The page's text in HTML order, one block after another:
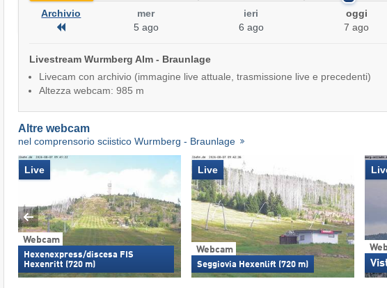
Archivio
Archivio
mer
5 ago
ieri
6 ago
oggi
7 ago
Livestream Wurmberg Alm - Braunlage
Livecam con archivio (immagine live attuale, trasmissione live e precedenti)
Altezza webcam: 985 m
Altre webcam
nel comprensorio sciistico Wurmberg - Braunlage
Webcam
Hexenexpress/discesa FIS
Hexenritt (720 m)
Live
Webcam
Seggiovia Hexenlift (720 m)
Live